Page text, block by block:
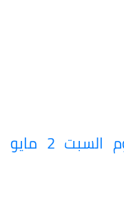
سعر الدولار في مصر اليوم السبت 2 مايو